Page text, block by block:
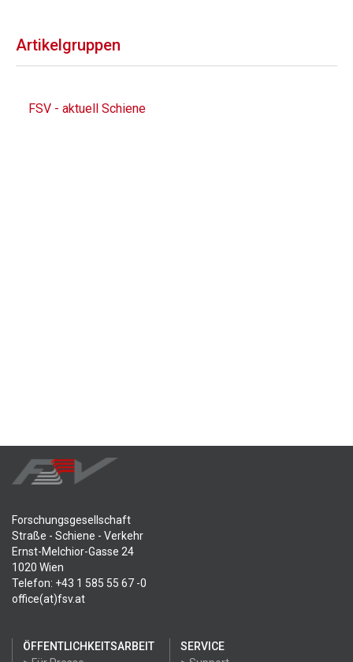
Artikelgruppen
FSV - aktuell Schiene
Forschungsgesellschaft
Straße - Schiene - Verkehr
Ernst-Melchior-Gasse 24
1020 Wien
Telefon: +43 1 585 55 67 -0
office(at)fsv.at
ÖFFENTLICHKEITSARBEIT
SERVICE